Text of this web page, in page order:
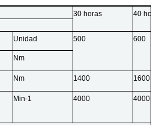
30 horas
40
Unidad 500 600
Nm
Nm 1400 1600
Min-1 4000 4000